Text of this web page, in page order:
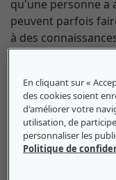
qu'une personne a
peuvent parfois
à des
techniques. Cela
connaissances
réapprenne des
n'y a pas de place
continue, les
compétences
En cliquant sur «
des cookies soient
d'améliorer votre
utilisation, de
personnaliser les
Politique de